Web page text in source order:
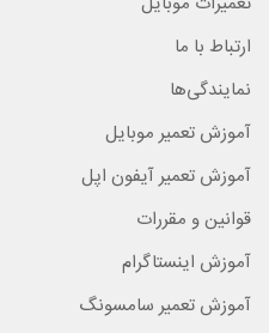
ارتباط با ما
نمایندگی‌ها
آموزش تعمیر موبایل
آموزش تعمیر آیفون اپل
قوانین و مقررات
آموزش اینستاگرام
آموزش تعمیر سامسونگ